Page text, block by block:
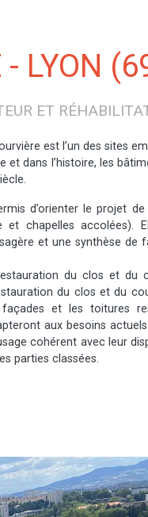
- LYON
ET
est l’un des sites
dans l’histoire, les
d’orienter le projet
et chapelles accolées).
et une synthèse de
du clos et du
du clos et du
et les toitures
aux besoins
cohérent avec leur
parties classées.